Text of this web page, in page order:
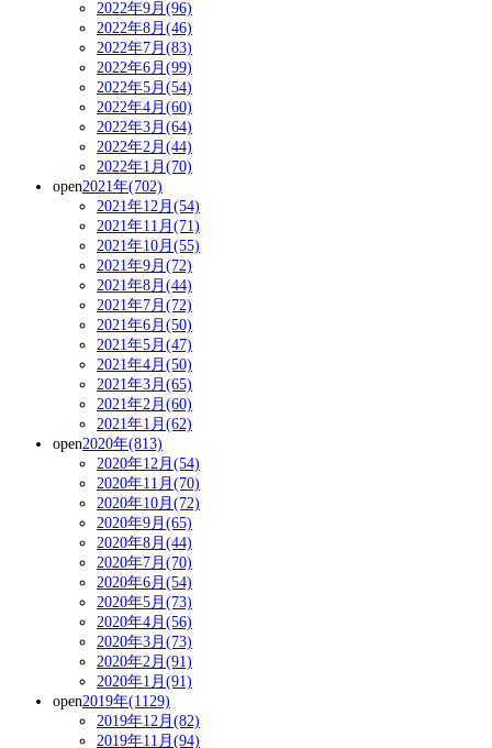
2022年9月(96)
2022年8月(46)
2022年7月(83)
2022年6月(99)
2022年5月(54)
2022年4月(60)
2022年3月(64)
2022年2月(44)
2022年1月(70)
open2021年(702)
2021年12月(54)
2021年11月(71)
2021年10月(55)
2021年9月(72)
2021年8月(44)
2021年7月(72)
2021年6月(50)
2021年5月(47)
2021年4月(50)
2021年3月(65)
2021年2月(60)
2021年1月(62)
open2020年(813)
2020年12月(54)
2020年11月(70)
2020年10月(72)
2020年9月(65)
2020年8月(44)
2020年7月(70)
2020年6月(54)
2020年5月(73)
2020年4月(56)
2020年3月(73)
2020年2月(91)
2020年1月(91)
open2019年(1129)
2019年12月(82)
2019年11月(94)